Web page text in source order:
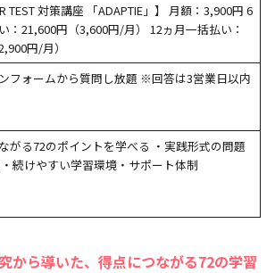
TEST 対策講座 「ADAPTIE」】 月額：3,900円 6
：21,600円（3,600円/月） 12ヵ月一括払い：
円/月）
フォームから質問し放題 ※回答は3営業日以内
がる72のポイントを学べる ・実践形式の問題
続けやすい学習環境・サポート体制
から導いた、得点につながる72の学習